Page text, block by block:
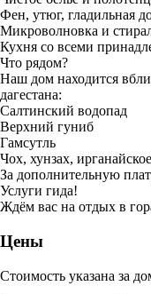
Фен, утюг, гладильная
Микроволновка и
Кухня со всеми
Что рядом?
Наш дом находится
дагестана:
Салтинский водопад
Верхний гуниб
Гамсутль
Чох, хунзах,
За дополнительную
Услуги гида!
Ждём вас на отдых в
Цены
Стоимость указана за